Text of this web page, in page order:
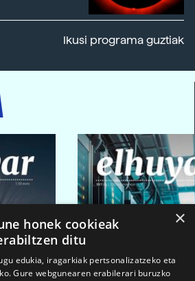
Ikusi programa guztiak
×
honek cookieak
ditu
edukia, iragarkiak pertsonalizatzeko eta
Gure webgunearen erabilerari buruzko